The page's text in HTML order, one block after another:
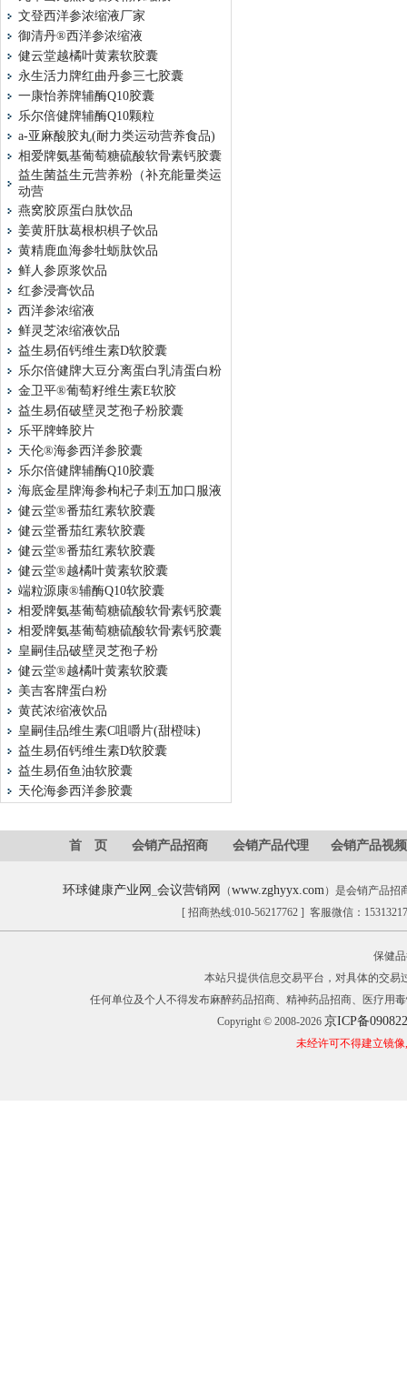
文登西洋参浓缩液厂家
御清丹®西洋参浓缩液
健云堂越橘叶黄素软胶囊
永生活力牌红曲丹参三七胶囊
一康怡养牌辅酶Q10胶囊
乐尔倍健牌辅酶Q10颗粒
a-亚麻酸胶丸(耐力类运动营养食品)
相爱牌氨基葡萄糖硫酸软骨素钙胶囊
益生菌益生元营养粉（补充能量类运
动营
燕窝胶原蛋白肽饮品
姜黄肝肽葛根枳椇子饮品
黄精鹿血海参牡蛎肽饮品
鲜人参原浆饮品
红参浸膏饮品
西洋参浓缩液
鲜灵芝浓缩液饮品
益生易佰钙维生素D软胶囊
乐尔倍健牌大豆分离蛋白乳清蛋白粉
金卫平®葡萄籽维生素E软胶
益生易佰破壁灵芝孢子粉胶囊
乐平牌蜂胶片
天伦®海参西洋参胶囊
乐尔倍健牌辅酶Q10胶囊
海底金星牌海参枸杞子刺五加口服液
健云堂®番茄红素软胶囊
健云堂番茄红素软胶囊
健云堂®番茄红素软胶囊
健云堂®越橘叶黄素软胶囊
端粒源康®辅酶Q10软胶囊
相爱牌氨基葡萄糖硫酸软骨素钙胶囊
相爱牌氨基葡萄糖硫酸软骨素钙胶囊
皇嗣佳品破壁灵芝孢子粉
健云堂®越橘叶黄素软胶囊
美吉客牌蛋白粉
黄芪浓缩液饮品
皇嗣佳品维生素C咀嚼片(甜橙味)
益生易佰钙维生素D软胶囊
益生易佰鱼油软胶囊
天伦海参西洋参胶囊
首 页 会销产品招商 会销产品代理 会销产品视频
环球健康产业网 会议营销网 （www.zghyyx.com）是会销产品招
[ 招商热线:010-56217762 ] 客服微信：
保健
本站只提供信息交易平台，对具体的交
任何单位及个人不得发布麻醉药品招商、精神药品招商、医疗用
Copyright © 2008-2026 京ICP备
未经许可不得建立镜